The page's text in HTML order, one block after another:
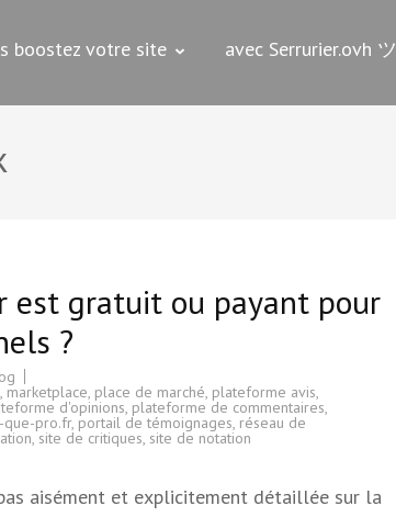
boostez votre site avec Serrurier.ovh ツ
est gratuit ou payant pour
?
, marketplace, place de marché, plateforme avis,
d'opinions, plateforme de commentaires,
que-pro.fr, portail de témoignages, réseau de
,site de critiques, site de notation
aisément et explicitement détaillée sur la